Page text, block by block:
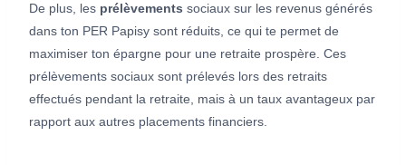
De plus, les prélèvements sociaux sur les revenus générés
dans ton PER Papisy sont réduits, ce qui te permet de
maximiser ton épargne pour une retraite prospère. Ces
prélèvements sociaux sont prélevés lors des retraits
effectués pendant la retraite, mais à un taux avantageux par
rapport aux autres placements financiers.